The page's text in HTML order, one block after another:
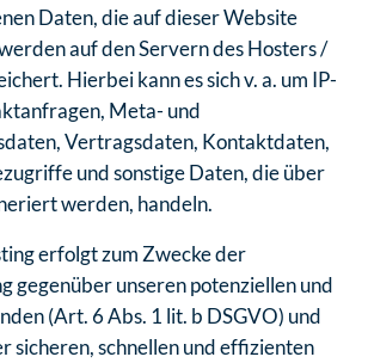
Daten, die auf dieser Website
auf den Servern des Hosters /
Hierbei kann es sich v. a. um IP-
Meta- und
Vertragsdaten, Kontaktdaten,
und sonstige Daten, die über
werden, handeln.
erfolgt zum Zwecke der
gegenüber unseren potenziellen und
(Art. 6 Abs. 1 lit. b DSGVO) und
sicheren, schnellen und effizienten